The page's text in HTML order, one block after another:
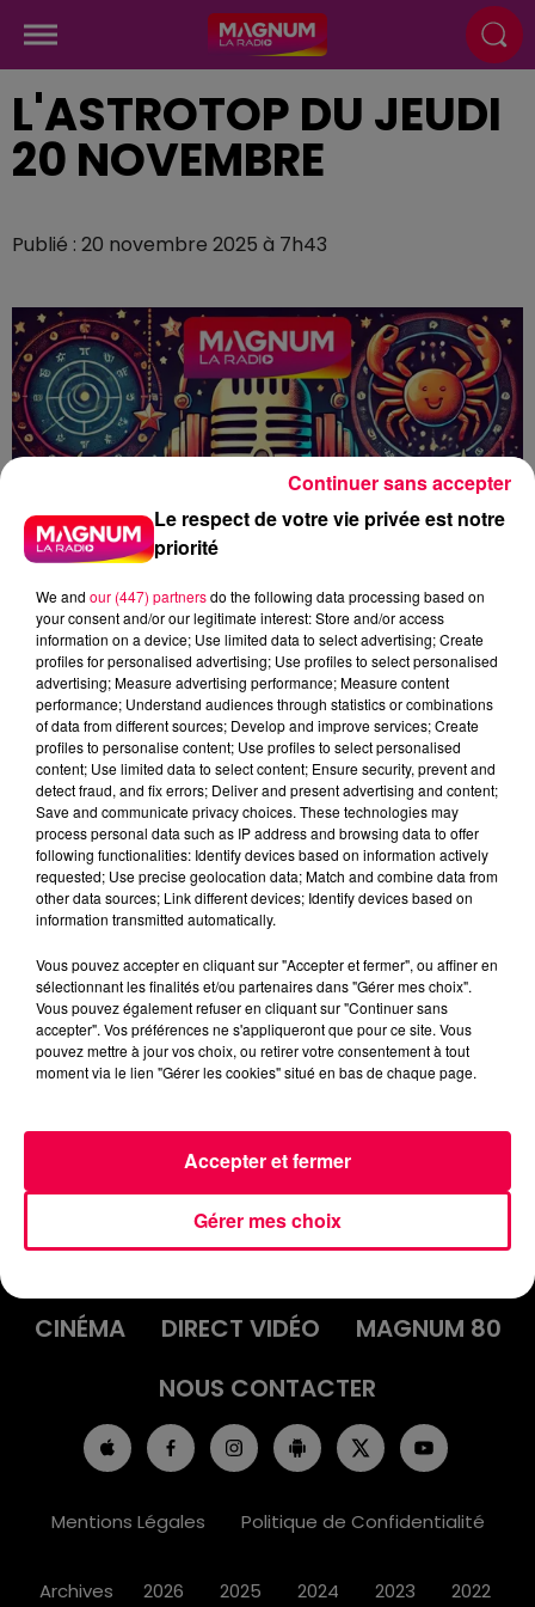
L'ASTROTOP DU JEUDI
20 NOVEMBRE
Publié : 20 novembre 2025 à 7h43
podcasts/2025/11/ASTRO201125.mp3
L'ASTROTOP DU JEUDI 20
NOVEMBRE
INFOS
EMISSIONS
CINÉMA
DIRECT VIDÉO
MAGNUM 80
NOUS CONTACTER
Mentions Légales Politique de Confidentialité
Archives 2026 2025 2024 2023 2022
Le respect de votre vie privée est notre
priorité
We and our (447) partnersdo the following data processing based on
your consent and/or our legitimate interest: Store and/or access
information on a device; Use limited data to select advertising; Create
profiles for personalised advertising; Use profiles to select personalised
advertising; Measure advertising performance; Measure content
performance; Understand audiences through statistics or combinations
of data from different sources; Develop and improve services; Create
profiles to personalise content; Use profiles to select personalised
content; Use limited data to select content; Ensure security, prevent and
detect fraud, and fix errors; Deliver and present advertising and content;
Save and communicate privacy choices. These technologies may
process personal data such as IP address and browsing data to offer
following functionalities: Identify devices based on information actively
requested; Use precise geolocation data; Match and combine data from
other data sources; Link different devices; Identify devices based on
information transmitted automatically.
Vous pouvez accepter en cliquant sur "Accepter et fermer", ou affiner en
sélectionnant les finalités et/ou partenaires dans "Gérer mes choix".
Vous pouvez également refuser en cliquant sur "Continuer sans
accepter". Vos préférences ne s'appliqueront que pour ce site. Vous
pouvez mettre à jour vos choix, ou retirer votre consentement à tout
moment via le lien "Gérer les cookies" situé en bas de chaque page.
Gérer mes choix
Accepter et fermer
Continuer sans accepter